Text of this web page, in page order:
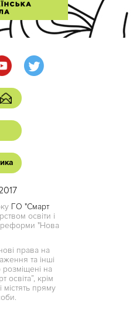
ГО "Смарт
освіти і
реформи "Нова
права на
та інші
на
освіта”, крім
містять пряму